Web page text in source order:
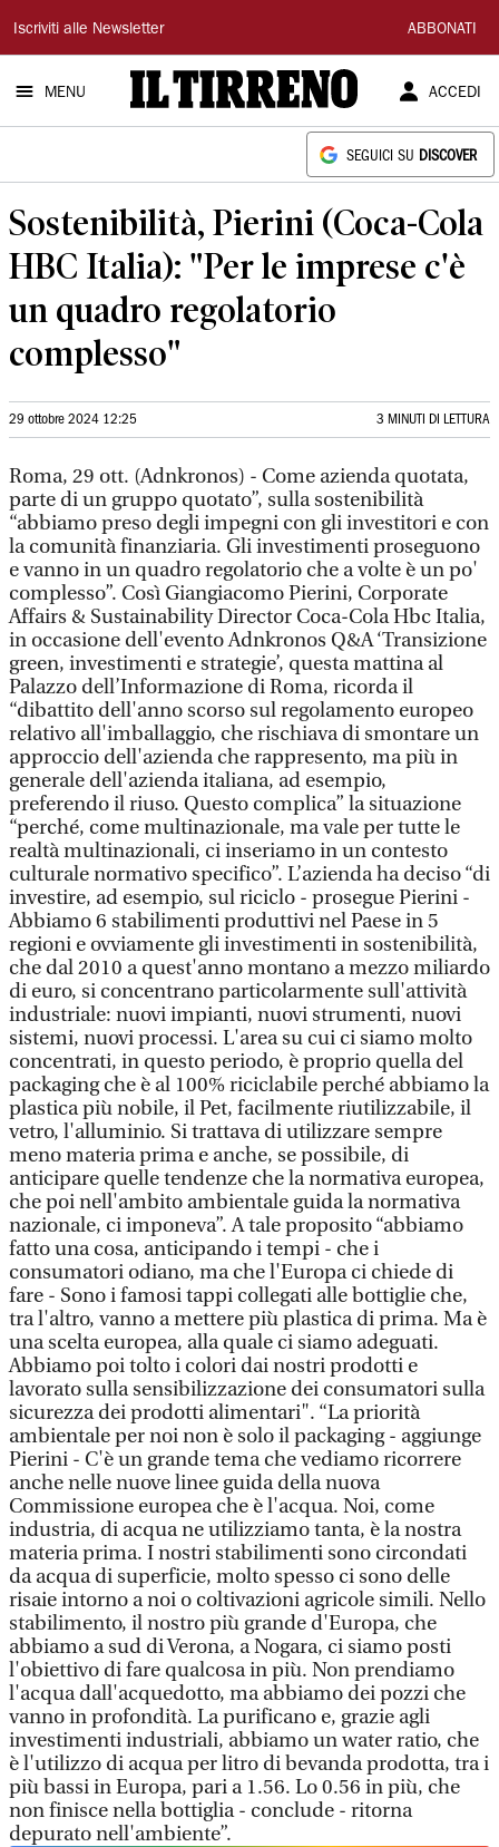
Il
Tirreno
Iscriviti alle Newsletter ABBONATI
MENU ACCEDI
SEGUICI SU DISCOVER
Sostenibilità, Pierini (Coca-Cola
HBC Italia): "Per le imprese c'è
un quadro regolatorio
complesso"
29 ottobre 2024 12:25 3 MINUTI DI LETTURA
Roma, 29 ott. (Adnkronos) - Come azienda quotata,
parte di un gruppo quotato”, sulla sostenibilità
“abbiamo preso degli impegni con gli investitori e con
la comunità finanziaria. Gli investimenti proseguono
e vanno in un quadro regolatorio che a volte è un po'
complesso”. Così Giangiacomo Pierini, Corporate
Affairs & Sustainability Director Coca-Cola Hbc Italia,
in occasione dell'evento Adnkronos Q&A ‘Transizione
green, investimenti e strategie’, questa mattina al
Palazzo dell’Informazione di Roma, ricorda il
“dibattito dell'anno scorso sul regolamento europeo
relativo all'imballaggio, che rischiava di smontare un
approccio dell'azienda che rappresento, ma più in
generale dell'azienda italiana, ad esempio,
preferendo il riuso. Questo complica” la situazione
“perché, come multinazionale, ma vale per tutte le
realtà multinazionali, ci inseriamo in un contesto
culturale normativo specifico”. L’azienda ha deciso “di
investire, ad esempio, sul riciclo - prosegue Pierini -
Abbiamo 6 stabilimenti produttivi nel Paese in 5
regioni e ovviamente gli investimenti in sostenibilità,
che dal 2010 a quest'anno montano a mezzo miliardo
di euro, si concentrano particolarmente sull'attività
industriale: nuovi impianti, nuovi strumenti, nuovi
sistemi, nuovi processi. L'area su cui ci siamo molto
concentrati, in questo periodo, è proprio quella del
packaging che è al 100% riciclabile perché abbiamo la
plastica più nobile, il Pet, facilmente riutilizzabile, il
vetro, l'alluminio. Si trattava di utilizzare sempre
meno materia prima e anche, se possibile, di
anticipare quelle tendenze che la normativa europea,
che poi nell'ambito ambientale guida la normativa
nazionale, ci imponeva”. A tale proposito “abbiamo
fatto una cosa, anticipando i tempi - che i
consumatori odiano, ma che l'Europa ci chiede di
fare - Sono i famosi tappi collegati alle bottiglie che,
tra l'altro, vanno a mettere più plastica di prima. Ma è
una scelta europea, alla quale ci siamo adeguati.
Abbiamo poi tolto i colori dai nostri prodotti e
lavorato sulla sensibilizzazione dei consumatori sulla
sicurezza dei prodotti alimentari". “La priorità
ambientale per noi non è solo il packaging - aggiunge
Pierini - C'è un grande tema che vediamo ricorrere
anche nelle nuove linee guida della nuova
Commissione europea che è l'acqua. Noi, come
industria, di acqua ne utilizziamo tanta, è la nostra
materia prima. I nostri stabilimenti sono circondati
da acqua di superficie, molto spesso ci sono delle
risaie intorno a noi o coltivazioni agricole simili. Nello
stabilimento, il nostro più grande d'Europa, che
abbiamo a sud di Verona, a Nogara, ci siamo posti
l'obiettivo di fare qualcosa in più. Non prendiamo
l'acqua dall'acquedotto, ma abbiamo dei pozzi che
vanno in profondità. La purificano e, grazie agli
investimenti industriali, abbiamo un water ratio, che
è l'utilizzo di acqua per litro di bevanda prodotta, tra i
più bassi in Europa, pari a 1.56. Lo 0.56 in più, che
non finisce nella bottiglia - conclude - ritorna
depurato nell'ambiente”.